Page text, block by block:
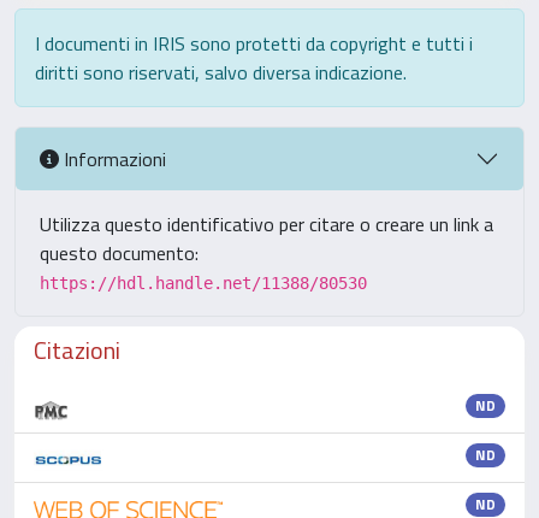
I documenti in IRIS sono protetti da copyright e tutti i
diritti sono riservati, salvo diversa indicazione.
Informazioni
Utilizza questo identificativo per citare o creare un link a
questo documento:
https://hdl.handle.net/11388/80530
Citazioni
ND
ND
ND